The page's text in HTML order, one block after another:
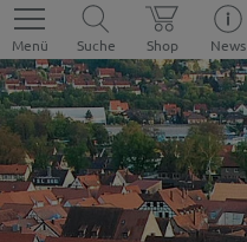
Menü Suche Shop News